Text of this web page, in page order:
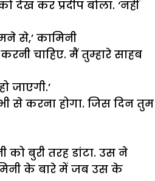
देख कर प्रदीप बोला. ‘नहीं
से,’ कामिनी
चाहिए. मैं तुम्हारे साहब
जाएगी.’
से करना होगा. जिस दिन तुम
बुरी तरह डांटा. उस ने
के बारे में जब उस के